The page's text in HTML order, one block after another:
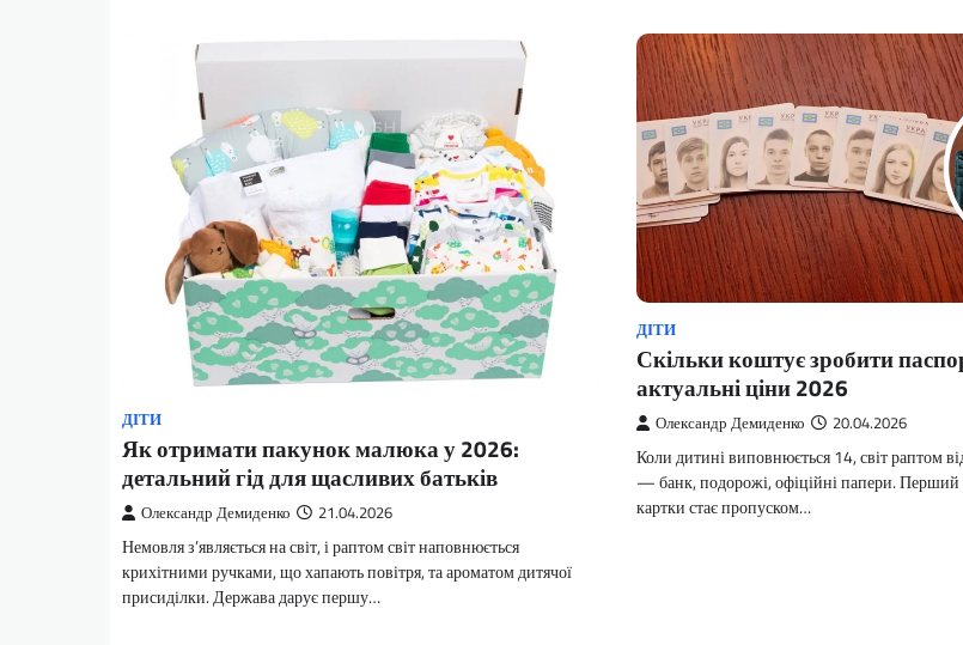
ДІТИ
Як отримати пакунок малюка у 2026:
детальний гід для щасливих батьків
Олександр Демиденко 21.04.2026
Немовля з’являється на світ, і раптом світ наповнюється
крихітними ручками, що хапають повітря, та ароматом дитячої
присиділки. Держава дарує першу…
ДІТИ
Скільки коштує зробити
актуальні ціни 2026
Олександр Демиденко 20.04.2026
Коли дитині виповнюється 14, світ раптом
— банк, подорожі, офіційні папери. Перший
картки стає пропуском…